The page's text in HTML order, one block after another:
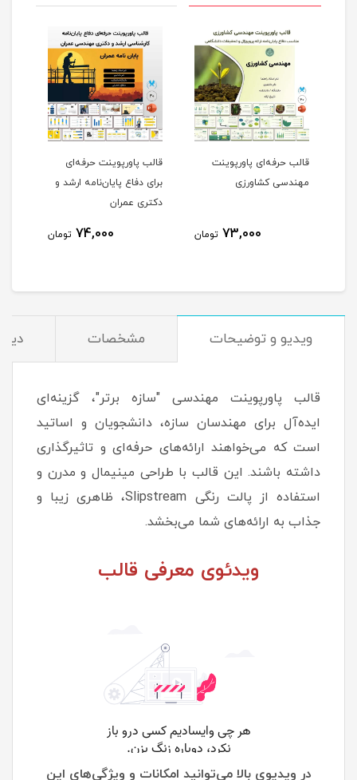
قالب حرفه‌ای پاورپوینت
مهندسی کشاورزی
73,000 تومان
قالب پاورپوینت حرفه‌ای
برای دفاع پایان‌نامه ارشد و
دکتری عمران
74,000 تومان
ویدیو و توضیحات مشخصات
قالب پاورپوینت مهندسی "سازه برتر"، گزینه‌ای
ایده‌آل برای مهندسان سازه، دانشجویان و اساتید
است که می‌خواهند ارائه‌های حرفه‌ای و تاثیرگذاری
داشته باشند. این قالب با طراحی مینیمال و مدرن و
استفاده از پالت رنگی Slipstream، ظاهری زیبا و
جذاب به ارائه‌های شما می‌بخشد.
ویدئوی معرفی قالب
در ویدیوی بالا می‌توانید امکانات و ویژگی‌های این